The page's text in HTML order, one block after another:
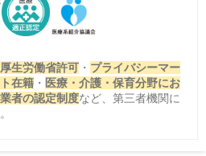
厚生労働省許可・ プライバシーマー
在籍・ 医療・介護・保育分野にお
者の認定制度など、第三者機関に